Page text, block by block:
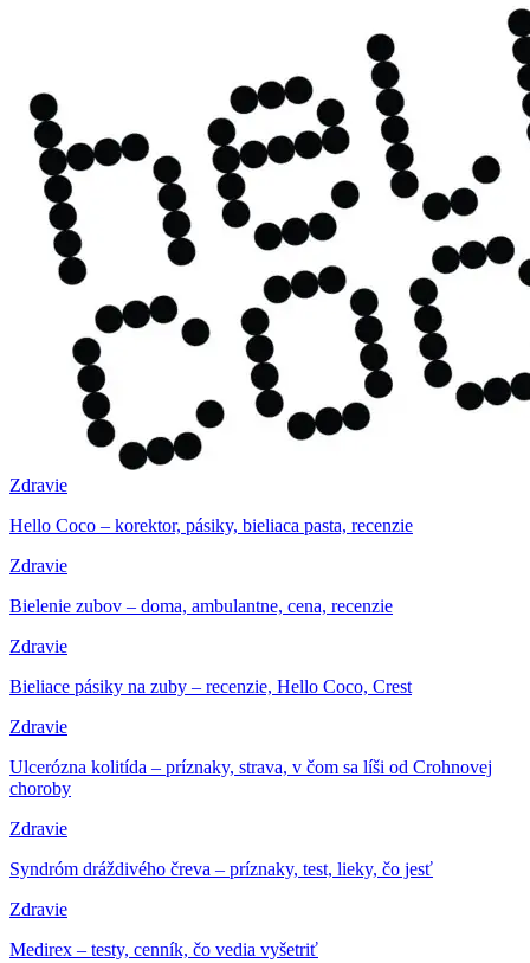
Zdravie
Hello Coco – korektor, pásiky, bieliaca pasta, recenzie
Zdravie
Bielenie zubov – doma, ambulantne, cena, recenzie
Zdravie
Bieliace pásiky na zuby – recenzie, Hello Coco, Crest
Zdravie
Ulcerózna kolitída – príznaky, strava, v čom sa líši od Crohnovej
choroby
Zdravie
Syndróm dráždivého čreva – príznaky, test, lieky, čo jesť
Zdravie
Medirex – testy, cenník, čo vedia vyšetriť